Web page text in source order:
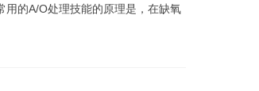
的A/O处理技能的原理是，在缺氧